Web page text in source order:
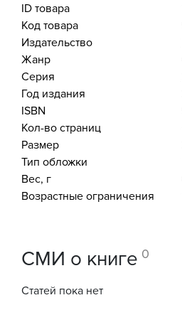
ID товара
Код товара
Издательство
Жанр
Серия
Год издания
ISBN
Кол-во страниц
Размер
Тип обложки
Вес, г
Возрастные ограничения
СМИ о книге 0
Статей пока нет